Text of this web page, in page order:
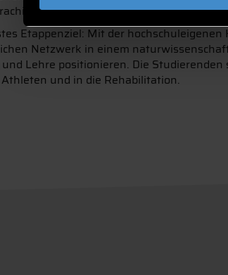
Gesellschaft für
Etappenziel: Mit der
Netzwerk in einem
Lehre positionieren. Die
und in die Rehabilitation.